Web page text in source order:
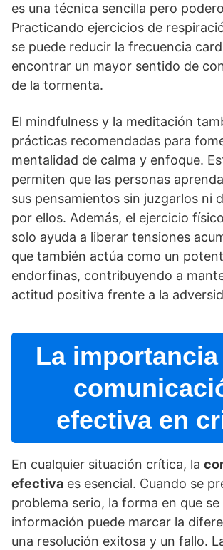
es una técnica sencilla pero
Practicando ejercicios de
se puede reducir la frecuencia
encontrar un mayor sentido de
de la tormenta.
El mindfulness y la meditación
prácticas recomendadas para
mentalidad de calma y enfoque.
permiten que las personas
sus pensamientos sin juzgarlos ni
por ellos. Además, el ejercicio
solo ayuda a liberar tensiones
que también actúa como un
endorfinas, contribuyendo a
actitud positiva frente a la
La
efectiva en
En cualquier situación crí­tica, la
efectiva es esencial. Cuando se
problema serio, la forma en que
información puede marcar la
una resolución exitosa y un fallo.